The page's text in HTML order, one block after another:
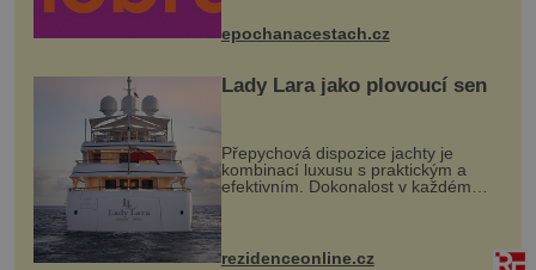
mohou těšit na víno, burčák, pes...
epochanacestach.cz
Lady Lara jako plovoucí sen
Přepychová dispozice jachty je
kombinací luxusu s praktickým a
efektivním. Dokonalost v každém
detailu představuje značka Fendi
Casa, kterou byly vybaveny její
paluby. Monacký přístav nabízí
každoročn...
rezidenceonline.cz